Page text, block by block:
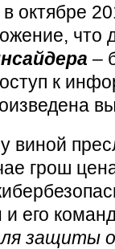
октябре
что
–
к
виной
грош
его
защиты